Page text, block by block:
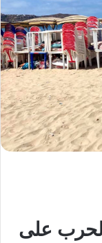
على